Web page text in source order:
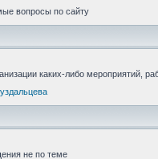
вопросы по сайту
каких-либо мероприятий,
не по теме